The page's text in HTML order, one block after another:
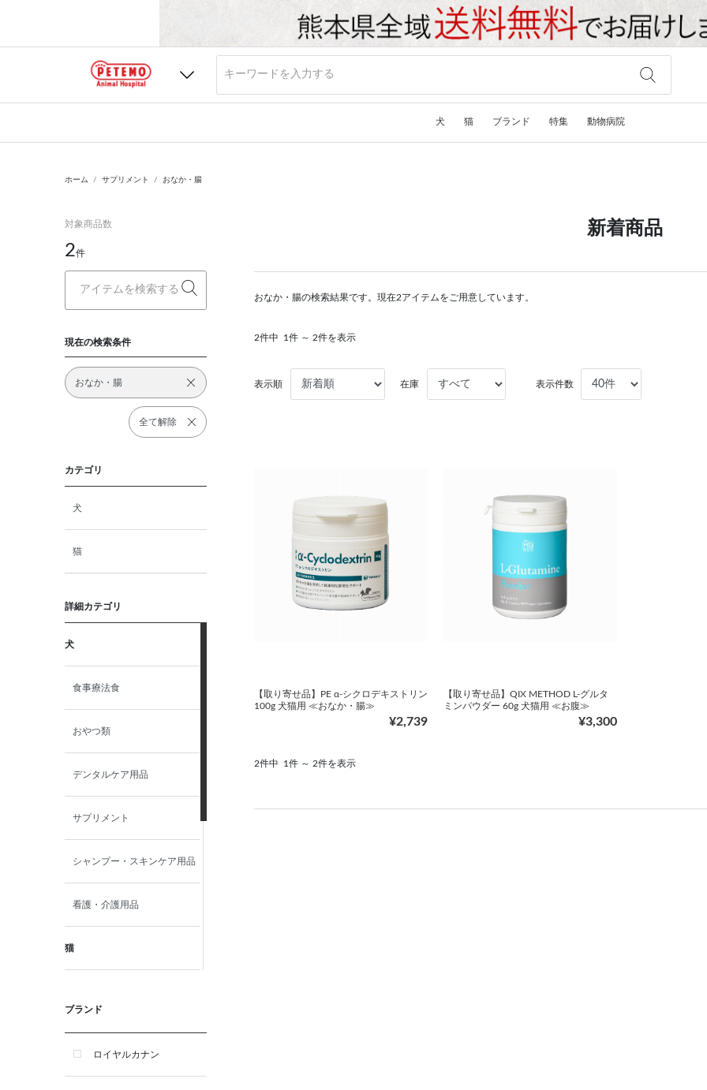
犬 猫 ブランド 特集 動物病院
ホーム サプリメント おなか・腸
対象商品数
2件
現在の検索条件
おなか・腸
全て解除
カテゴリ
犬
猫
詳細カテゴリ
犬
食事療法食
おやつ類
デンタルケア用品
サプリメント
シャンプー・スキンケア用品
看護・介護用品
猫
おやつ類
デンタルケア用品
ブランド
ロイヤルカナン
新着商品
おなか・腸の検索結果です。現在2アイテムをご用意しています。
2件中 1件 ～ 2件を表示
表示順 在庫 表示件数
【取り寄せ品】PE α-シクロデキストリン
100g 犬猫用 ≪おなか・腸≫
¥2,739
【取り寄せ品】QIX METHOD L-グルタ
ミンパウダー 60g 犬猫用 ≪お腹≫
¥3,300
2件中 1件 ～ 2件を表示